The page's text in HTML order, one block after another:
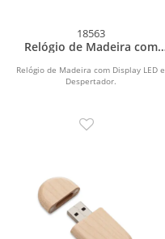
18563
Relógio de Madeira com
Relógio de Madeira com Display LED e
Despertador.